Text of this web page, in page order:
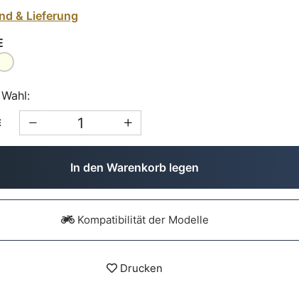
& Lieferung
In den Warenkorb legen
Kompatibilität der Modelle
Drucken